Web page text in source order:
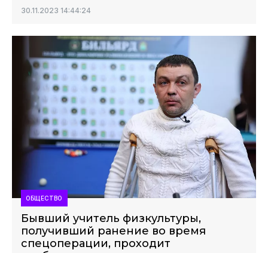
30.11.2023 14:44:24
ОБЩЕСТВО
Бывший учитель физкультуры,
получивший ранение во время
спецоперации, проходит